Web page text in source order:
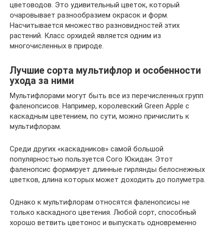
цветоводов. Это удивительный цветок, который
очаровывает разнообразием окрасок и форм.
Насчитывается множество разновидностей этих
растений. Класс орхидей является одним из
многочисленных в природе.
Лучшие сорта мультифлор и особенности
ухода за ними
Мультифлорами могут быть все из перечисленных групп
фаленопсисов. Например, королевский Green Apple с
каскадным цветением, по сути, можно причислить к
мультифлорам.
Среди других «каскадников» самой большой
популярностью пользуется Сого Юкидан. Этот
фаленопсис формирует длинные гирлянды белоснежных
цветков, длина которых может доходить до полуметра.
Однако к мультифлорам относятся фаленопсисы не
только каскадного цветения. Любой сорт, способный
хорошо ветвить цветонос и выпускать одновременно